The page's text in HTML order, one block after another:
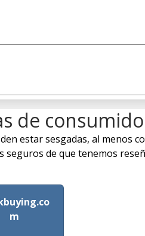
de
estar sesgadas, al menos
de que tenemos
m